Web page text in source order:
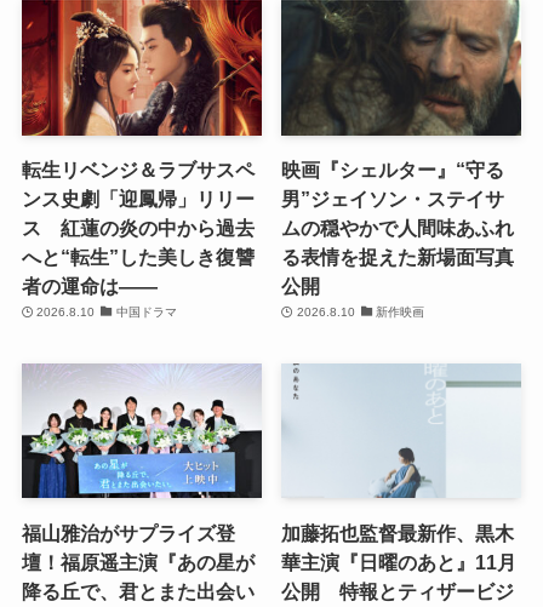
転生リベンジ＆ラブサスペ
ンス史劇「迎鳳帰」リリー
ス 紅蓮の炎の中から過去
へと“転生”した美しき復讐
者の運命は――
2026.8.10 中国ドラマ
映画『シェルター』“守る
男”ジェイソン・ステイサ
ムの穏やかで人間味あふれ
る表情を捉えた新場面写真
公開
2026.8.10 新作映画
福山雅治がサプライズ登
壇！福原遥主演『あの星が
降る丘で、君とまた出会い
加藤拓也監督最新作、黒木
華主演『日曜のあと』11月
公開 特報とティザービジ